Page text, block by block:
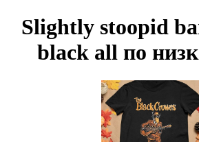
Slightly stoopid
black all по